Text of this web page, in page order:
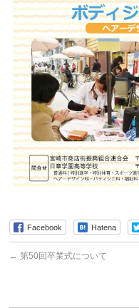
Facebook Hatena
← 第50回卒業式について